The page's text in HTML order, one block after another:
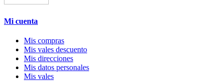
Mi cuenta
Mis compras
Mis vales descuento
Mis direcciones
Mis datos personales
Mis vales